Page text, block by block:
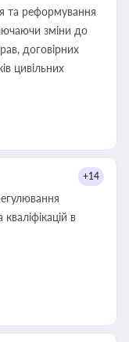
та реформування
зміни до
договірних
цивільних
+14
кваліфікацій в